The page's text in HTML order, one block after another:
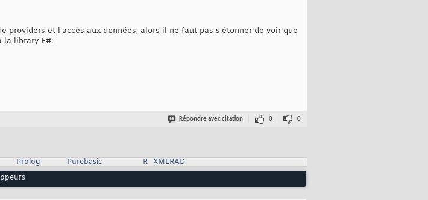
et l’accès aux données, alors il ne faut pas s’étonner de voir que
la library F#:
Répondre avec citation 0 0
Prolog Purebasic R
XMLRAD